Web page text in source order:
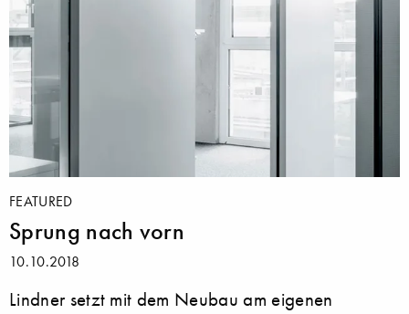
FEATURED
Sprung nach vorn
10.10.2018
Lindner setzt mit dem Neubau am eigenen